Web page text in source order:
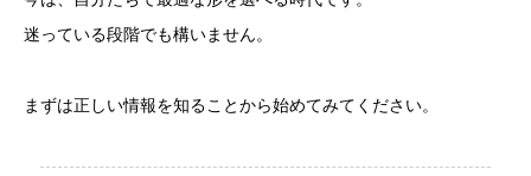
迷っている段階でも構いません。
まずは正しい情報を知ることから始めてみてください。